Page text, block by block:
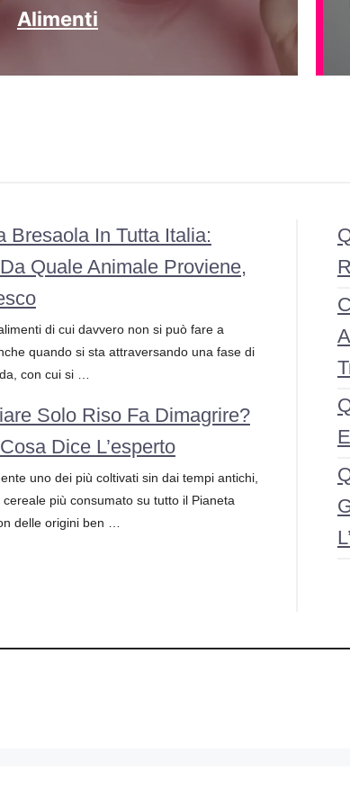
Alimenti
Bresaola In Tutta Italia:
Quale Animale Proviene,
di cui davvero non si può fare a
quando si sta attraversando una fase di
con cui si …
Solo Riso Fa Dimagrire?
Dice L’esperto
uno dei più coltivati sin dai tempi antichi,
cereale più consumato su tutto il Pianeta
delle origini ben …